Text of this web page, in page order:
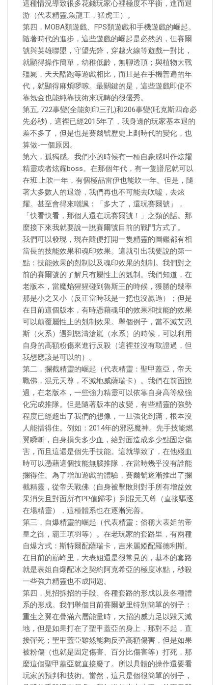
這種情況導致很多花錢玩家心裡極度不平衡，進而退
游（代表精靈:魚龍王，猛虎王）。
第四，MOBA類遊戲、FPS類遊戲和手機遊戲的崛起。
隨著時代的進步，這些遊戲的崛起是必然的，但賽爾
號與英雄聯盟，守望先鋒，穿越火線等遊戲一對比，
就顯得操作簡單，幼稚低齡，無聊透頂；與植物大戰
殭屍，天天酷跑等遊戲相比，而且是在手機普遍的年
代，就顯得麻煩啰嗦。最關鍵的是，這些遊戲即使不
靠氪金也能純靠技術來玩轉的很優秀。
第五, 722事變(全能刻印三孔)和206事變(吒克斯四命必
先必秒)，這裡已經2015年了，我身邊的玩家基本退的
差不多了，但是也是賽爾號歷史上劃時代的變化，也
算做-一個原因。
第六，孤獨感。我們小的時候有一種自豪感叫作炫耀
精靈或者炫耀boss。在那個年代，有一隻譜尼就可以
在班.上吹一年，有個極品雷伊也能吹一年。但是，隨
著大多數人的退游，我們再也不可能去吹噓，去炫
耀。甚至會得來嘲諷：「多大了，還玩賽爾號」，
「快看快看，那個人還在玩賽爾號！」之類的話。那
麼接下來我就要說一說賽爾號目前的戰鬥方式了。
我們可以發現，現在隨便打開一隻精靈的圖鑑都有相
當長的技能效果和魂印效果。這就引出我要說的第一
點：技能效果的剋制以及魂印效果的剋制。我們對之
前的賽爾號的了解只有屬性上的剋制。我們知道，在
老版本，當魔焰猩猩碰到魯斯王的時候，獲勝的幾率
那是小之又小（反正當時我是一把也沒贏過）；但是
在目前這個版本，有時憑藉魂印的效果和技能的效果
可以顛覆屬性上的剋制效果。舉個例子，當不滅艾恩
斯（火系）遇到怒濤滄嵐（水系）的時候，可以利用
自身的高額粉傷來進行反殺（這裡並沒有取證過，但
我想應該是可以的）。
第二，攔截精靈的崛起（代表精靈：聖甲蓋亞，帝天
戰佛，混元天尊，不滅地威薩瑞卡）。我們在前面說
過，在老版本，一些強力精靈可以依靠自身高等級強
化完成推隊。但是隨著版本的改變，有些精靈的強勢
程度已經超出了我們的想像，一旦強化到滿，根本沒
人能擋得住。例如：2014年的邪惡魔神。先手技能燃
翼瞬斬，自身損失多少血，給對面造成多少點固定傷
害，而且這還是個先手技能。這就導致了，在他殘血
時可以憑藉這個技能無腦推隊，在當時幾乎沒有誰能
攔得住。為了增加遊戲的體驗，賽爾號逐漸推出了攔
截精靈，從帝天戰佛（自身被擊敗則對手所有增益效
果消失且對面所有PP值歸零）到混元天尊（直接驅逐
在場精靈），這種體系也在逐漸完善。
第三，自爆精靈的崛起（代表精靈：俗稱大表姐的帝
皇之御，霸王項羽等）。在老玩家的套路里，有兩種
自爆方式：斯特爾配薩瑞卡，吉米麗婭配羅德利斯。
在目前的巔峰里，大表姐還是很常見的，基本的套路
就是表姐自爆配冰之契約阿克希亞的極度冰點，秒殺
一些強力精靈也不成問題。
第四，見招拆招的手段、各種套路的形成以及各種體
系的形成。我們舉個目前賽爾號里特別簡單的例子：
重生之翼在疊滿六層能量時，大招的威力足以毀天滅
地，但是如果打在了聖甲蓋亞的身上，那對不起，直
接彈死；聖甲蓋亞雖然能夠反彈高額傷害，但是如果
被粉傷（也就是固定傷害、百分比傷害等）打死，那
麼這個聖甲蓋亞就直接廢了。所以具體的操作還要看
玩家的預判和技術。當然，這只是個很簡單的例子，